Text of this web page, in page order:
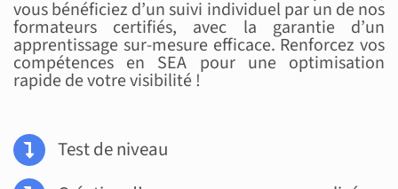
vous bénéficiez d’un suivi individuel par un de nos
formateurs certifiés, avec la garantie d’un
apprentissage sur-mesure efficace. Renforcez vos
compétences en SEA pour une optimisation
rapide de votre visibilité !
Test de niveau